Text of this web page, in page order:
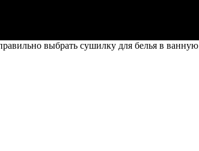
выбрать сушилку для белья в ванную